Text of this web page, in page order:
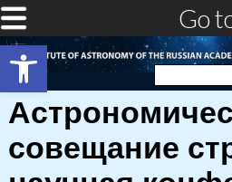
Open toolbar
Go
Search
совещание